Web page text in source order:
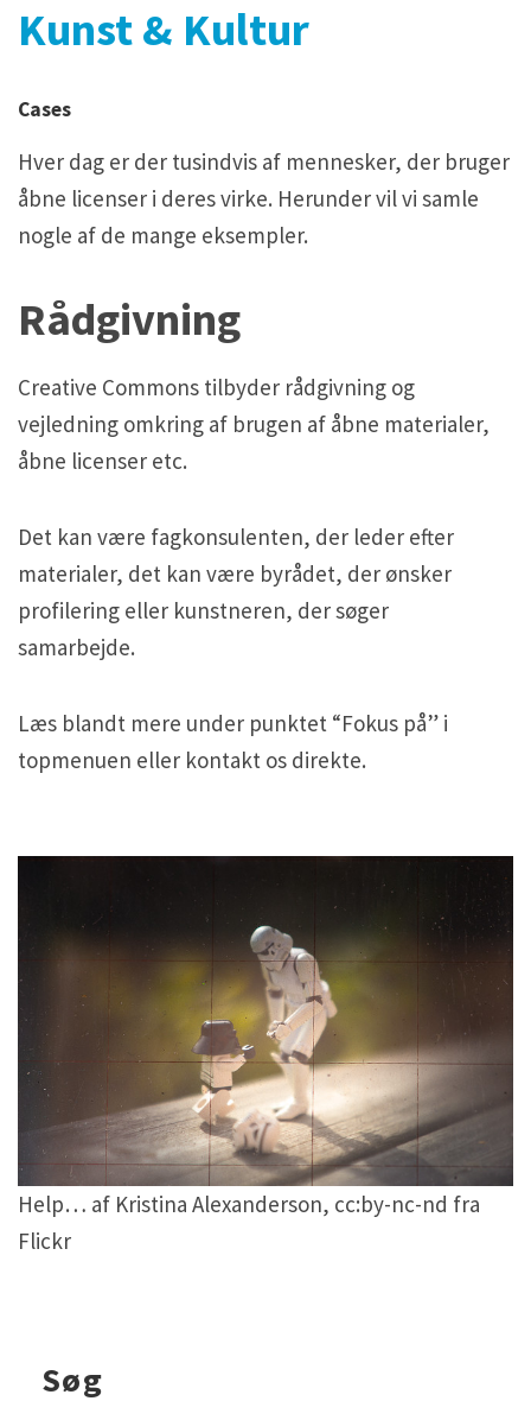
Kunst & Kultur
Cases
Hver dag er der tusindvis af mennesker, der bruger
åbne licenser i deres virke. Herunder vil vi samle
nogle af de mange eksempler.
Rådgivning
Creative Commons tilbyder rådgivning og
vejledning omkring af brugen af åbne materialer,
åbne licenser etc.
Det kan være fagkonsulenten, der leder efter
materialer, det kan være byrådet, der ønsker
profilering eller kunstneren, der søger
samarbejde.
Læs blandt mere under punktet “Fokus på” i
topmenuen eller kontakt os direkte.
Help… af Kristina Alexanderson, cc:by-nc-nd fra
Flickr
Søg